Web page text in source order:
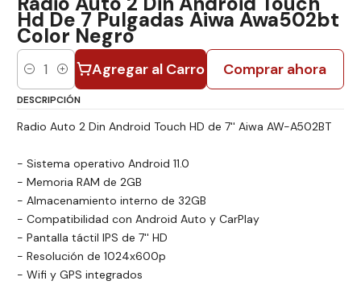
Hd De 7 Pulgadas Aiwa Awa502bt
Color Negro
Cantidad Agregar al Carro Comprar ahora
DESCRIPCIÓN
Radio Auto 2 Din Android Touch HD de 7'' Aiwa AW-A502BT
- Sistema operativo Android 11.0
- Memoria RAM de 2GB
- Almacenamiento interno de 32GB
- Compatibilidad con Android Auto y CarPlay
- Pantalla táctil IPS de 7'' HD
- Resolución de 1024x600p
- Wifi y GPS integrados